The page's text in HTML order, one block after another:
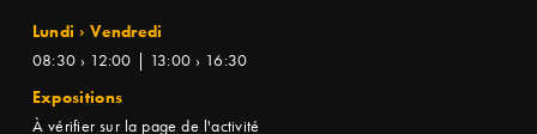
Lundi › Vendredi
08:30 › 12:00 | 13:00 › 16:30
Expositions
À vérifier sur la page de l'activité